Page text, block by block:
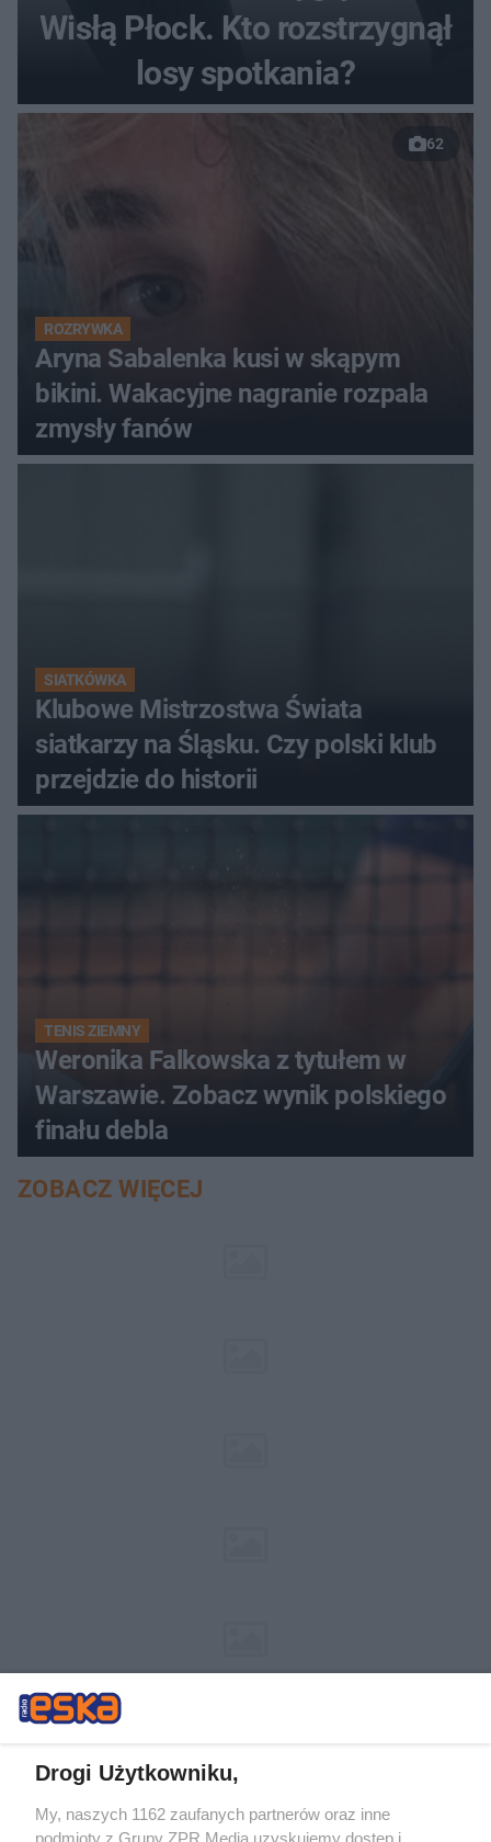
Wisłą Płock. Kto rozstrzygnął
losy spotkania?
62
ROZRYWKA
Aryna Sabalenka kusi w skąpym
bikini. Wakacyjne nagranie rozpala
zmysły fanów
SIATKÓWKA
Klubowe Mistrzostwa Świata
siatkarzy na Śląsku. Czy polski klub
przejdzie do historii
TENIS ZIEMNY
Weronika Falkowska z tytułem w
Warszawie. Zobacz wynik polskiego
finału debla
ZOBACZ WIĘCEJ
Żaden utwór zamieszczony w serwisie nie może być powielany i
Drogi Użytkowniku,
My, naszych 1162 zaufanych partnerów oraz inne
podmioty z Grupy ZPR Media uzyskujemy dostęp i